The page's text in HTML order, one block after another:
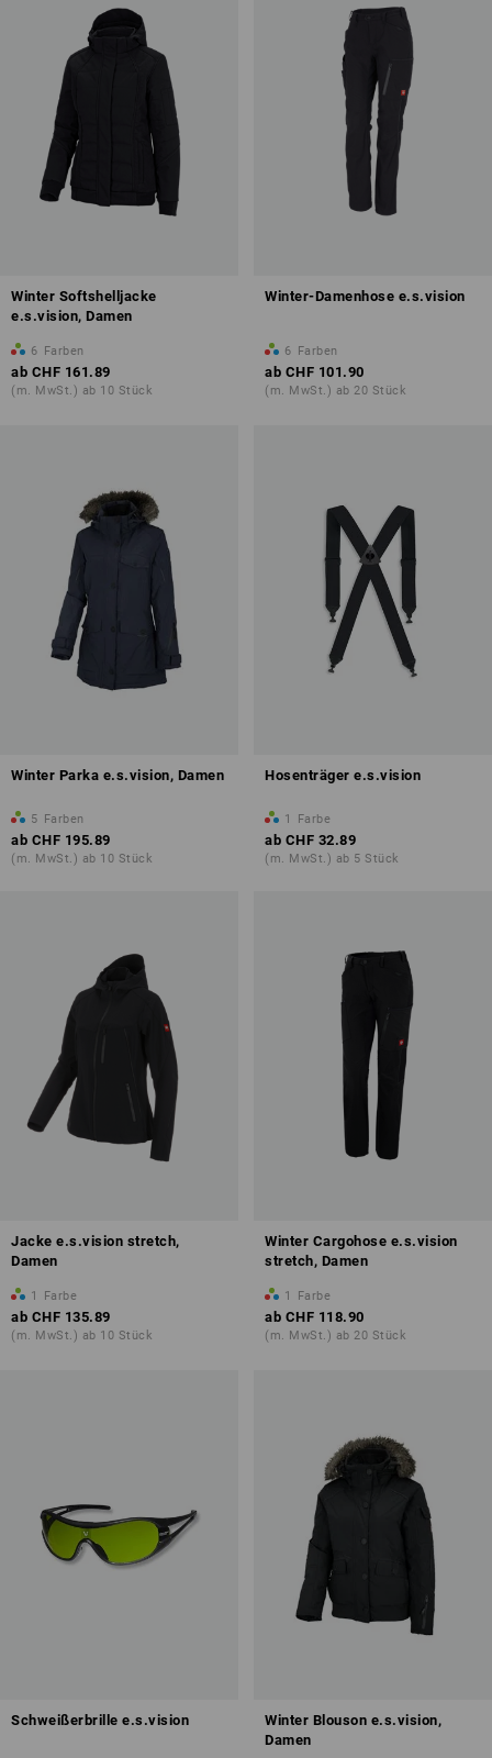
Winter Softshelljacke
e.s.vision, Damen
6 Farben
ab CHF 161.89
(m. MwSt.) ab 10 Stück
Winter-Damenhose e.s.vision
6 Farben
ab CHF 101.90
(m. MwSt.) ab 20 Stück
Winter Parka e.s.vision, Damen
5 Farben
ab CHF 195.89
(m. MwSt.) ab 10 Stück
Hosenträger e.s.vision
1 Farbe
ab CHF 32.89
(m. MwSt.) ab 5 Stück
Jacke e.s.vision stretch,
Damen
1 Farbe
ab CHF 135.89
(m. MwSt.) ab 10 Stück
Winter Cargohose e.s.vision
stretch, Damen
1 Farbe
ab CHF 118.90
(m. MwSt.) ab 20 Stück
Schweißerbrille e.s.vision
Winter Blouson e.s.vision,
Damen